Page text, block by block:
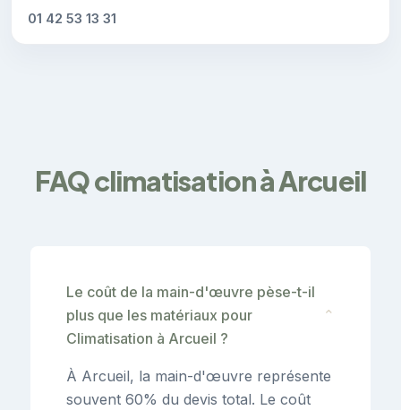
01 42 53 13 31
FAQ climatisation à Arcueil
Le coût de la main-d'œuvre pèse-t-il
plus que les matériaux pour
Climatisation à Arcueil ?
⌄
À Arcueil, la main-d'œuvre représente
souvent 60% du devis total. Le coût